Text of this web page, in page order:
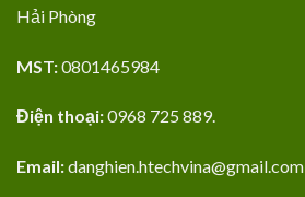
Hải Phòng
MST:0801465984
Điện thoại:0968 725 889.
Email:danghien.htechvina@gmail.com